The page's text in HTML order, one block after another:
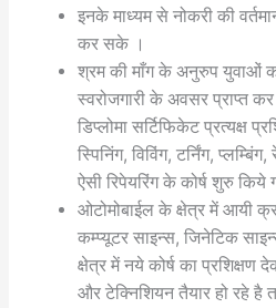
इनके माध्यम से नोकरी की
कर सके ।
श्रम की माँग के अनुरुप युवाओं
स्वरोजगारी के अवसर
डिप्लोमा सर्टिफिकेट प्रत्यक्ष
स्पिनिंग, विविंग, टर्निंग,
ऐसी रिपेयरिंग के कोर्ष शुरु किये
ओटोमोबाईल के क्षेत्र में आयी
कम्प्यूटर साइन्स, जिनेटिक
क्षेत्र में नये कोर्ष का प्रशिक्षण
और टेक्निशियन तैयार हो रहे